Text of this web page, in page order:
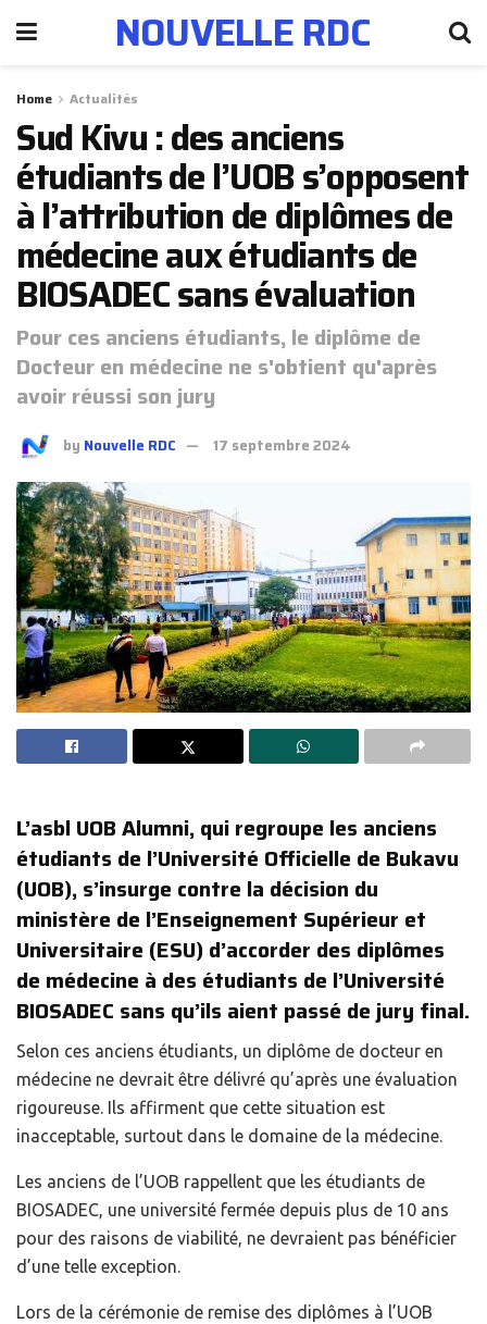
NOUVELLE RDC
Home Actualités
Sud Kivu : des anciens
étudiants de l’UOB s’opposent
à l’attribution de diplômes de
médecine aux étudiants de
BIOSADEC sans évaluation
Pour ces anciens étudiants, le diplôme de
Docteur en médecine ne s'obtient qu'après
avoir réussi son jury
by Nouvelle RDC 17 septembre 2024
L’asbl UOB Alumni, qui regroupe les anciens
étudiants de l’Université Officielle de Bukavu
(UOB), s’insurge contre la décision du
ministère de l’Enseignement Supérieur et
Universitaire (ESU) d’accorder des diplômes
de médecine à des étudiants de l’Université
BIOSADEC sans qu’ils aient passé de jury final.
Selon ces anciens étudiants, un diplôme de docteur en
médecine ne devrait être délivré qu’après une évaluation
rigoureuse. Ils affirment que cette situation est
inacceptable, surtout dans le domaine de la médecine.
Les anciens de l’UOB rappellent que les étudiants de
BIOSADEC, une université fermée depuis plus de 10 ans
pour des raisons de viabilité, ne devraient pas bénéficier
d’une telle exception.
Lors de la cérémonie de remise des diplômes à l’UOB